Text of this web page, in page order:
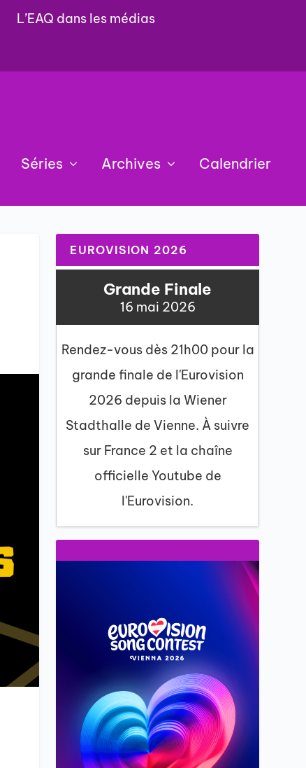
L’EAQ dans les médias
Séries Archives Calendrier
EUROVISION 2026
Grande Finale
16 mai 2026
Rendez-vous dès 21h00 pour la
grande finale de l'Eurovision
2026 depuis la Wiener
Stadthalle de Vienne. À suivre
sur France 2 et la chaîne
officielle Youtube de
l'Eurovision.